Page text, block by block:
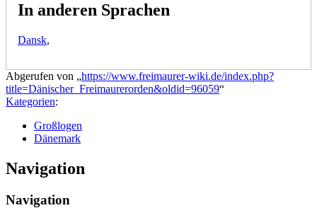
In anderen Sprachen
Dansk,
Abgerufen von „https://www.freimaurer-wiki.de/index.php?
title=Dänischer_Freimaurerorden&oldid=96059“
Kategorien:
Großlogen
Dänemark
Navigation
Navigation